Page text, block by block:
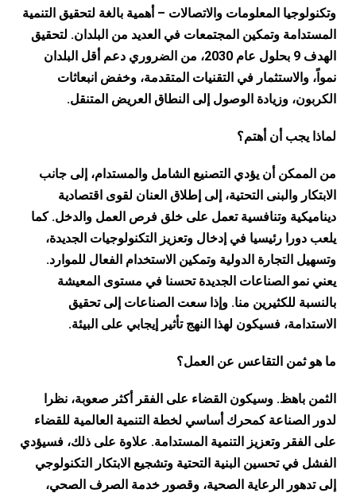
وتكنولوجيا المعلومات والاتصالات – أهمية بالغة لتحقيق التنمية
المستدامة وتمكين المجتمعات في العديد من البلدان. لتحقيق
الهدف 9 بحلول عام 2030، من الضروري دعم أقل البلدان
نمواً، والاستثمار في التقنيات المتقدمة، وخفض انبعاثات
الكربون، وزيادة الوصول إلى النطاق العريض المتنقل.
لماذا يجب أن أهتم؟
من الممكن أن يؤدي التصنيع الشامل والمستدام، إلى جانب
الابتكار والبنى التحتية، إلى إطلاق العنان لقوى اقتصادية
ديناميكية وتنافسية تعمل على خلق فرص العمل والدخل. كما
يلعب دورا رئيسيا في إدخال وتعزيز التكنولوجيات الجديدة،
وتسهيل التجارة الدولية وتمكين الاستخدام الفعال للموارد.
يعني نمو الصناعات الجديدة تحسنا في مستوى المعيشة
بالنسبة للكثيرين منا. وإذا سعت الصناعات إلى تحقيق
الاستدامة، فسيكون لهذا النهج تأثير إيجابي على البيئة.
ما هو ثمن التقاعس عن العمل؟
الثمن باهظ. وسيكون القضاء على الفقر أكثر صعوبة، نظرا
لدور الصناعة كمحرك أساسي لخطة التنمية العالمية للقضاء
على الفقر وتعزيز التنمية المستدامة. علاوة على ذلك، فسيؤدي
الفشل في تحسين البنية التحتية وتشجيع الابتكار التكنولوجي
إلى تدهور الرعاية الصحية، وقصور خدمة الصرف الصحي،